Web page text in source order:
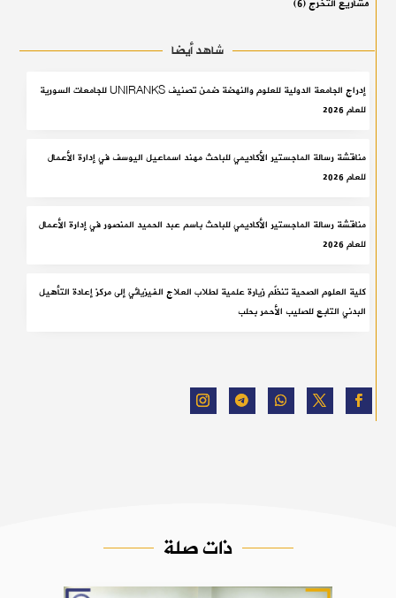
شاهد أيضا
إدراج الجامعة الدولية للعلوم والنهضة ضمن تصنيف UNIRANKS للجامعات السورية
للعام 2026
مناقشة رسالة الماجستير الأكاديمي للباحث مهند اسماعيل اليوسف في إدارة الأعمال
للعام 2026
مناقشة رسالة الماجستير الأكاديمي للباحث باسم عبد الحميد المنصور في إدارة الأعمال
للعام 2026
كلية العلوم الصحية تنظّم زيارة علمية لطلاب العلاج الفيزيائي إلى مركز إعادة التأهيل
البدني التابع للصليب الأحمر بحلب
ذات صلة